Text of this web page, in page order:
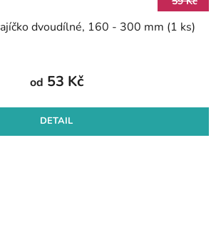
dvoudílné, 160 - 300 mm (1 ks)
od 53 Kč
DETAIL